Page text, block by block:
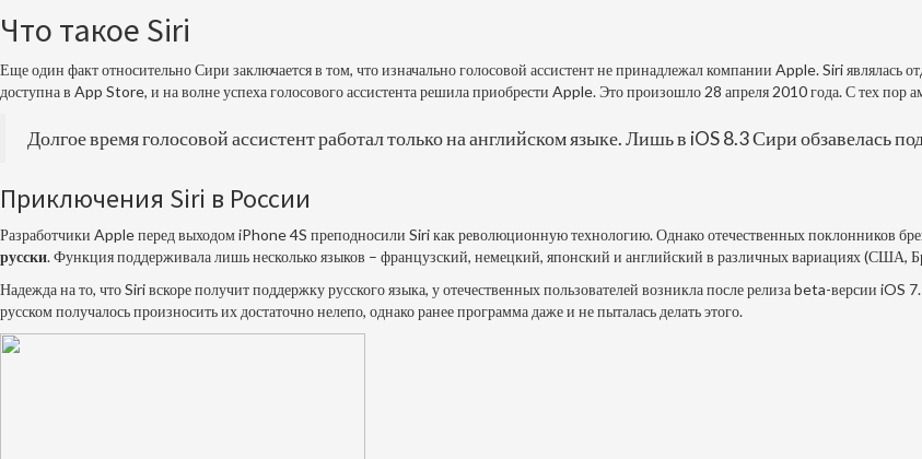
Что такое Siri
Еще один факт относительно Сири заключается в том, что изначально голосовой ассистент не принадлежал компании Apple. Siri
доступна в App Store, и на волне успеха голосового ассистента решила приобрести Apple. Это произошло 28 апреля 2010 года. С тех
Долгое время голосовой ассистент работал только на английском языке. Лишь в iOS 8.3 Сири обзавелась
Приключения Siri в России
Разработчики Apple перед выходомiPhone4S преподносили Siri как революционную технологию. Однако отечественных поклонников
русски. Функция поддерживала лишь несколько языков – французский, немецкий, японский и английский в различных вариациях (США,
Надежда на то, что Siri вскоре получит поддержку русского языка, у отечественных пользователей возникла после релиза beta-версии
русском получалось произносить их достаточно нелепо, однако ранее программа даже и не пыталась делать этого.